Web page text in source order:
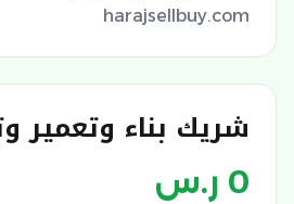
harajsellbuy.com
شريك بناء
0 ر.س